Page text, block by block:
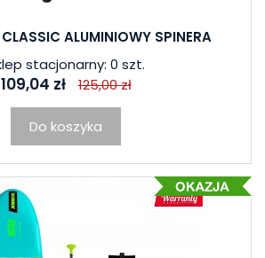
ALUMINIOWY SPINERA
stacjonarny: 0 szt.
109,04 zł 125,00 zł
Do koszyka